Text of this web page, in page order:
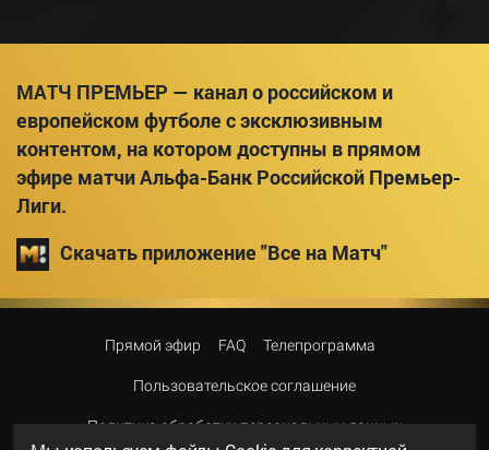
МАТЧ ПРЕМЬЕР — канал о российском и
европейском футболе с эксклюзивным
контентом, на котором доступны в прямом
эфире матчи Альфа-Банк Российской Премьер-
Лиги.
Скачать приложение "Все на Матч"
Прямой эфир FAQ Телепрограмма
Пользовательское соглашение
Политика обработки персональных данных